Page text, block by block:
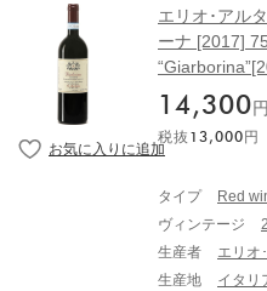
のある濃厚な味
ります。 ※畑
高：230-290m
量：13,333ボトル ■2021年ヴィンテージ情報■
冬は比較的温暖
されました。
に進みました。
激しい豪雨があ
したが、影響は
ものの、9月後
成熟に理想的な
日にかけて実施
で生き生きとし
エレガントさも
コレートの風味
ヴィンテージ
んだクラシック
す。冬の終りは
で、例年よりお
ら5月にかけて
どん粉病が蔓延
腕が試される年
りながら、革新
した品質主義
最高評価（トレ
られる存在とな
の子供たちもワ
れて、スタイ
イトでは「過去
られている」
スタイルによっ
ド2025にて2位
求する」という
ースする比類な
エリオ･アル
ーナ [2017]
14,300 円
税抜 13,000 円
タイプ
Red
ヴィンテージ
生産者
エリオ
生産地
イタリ